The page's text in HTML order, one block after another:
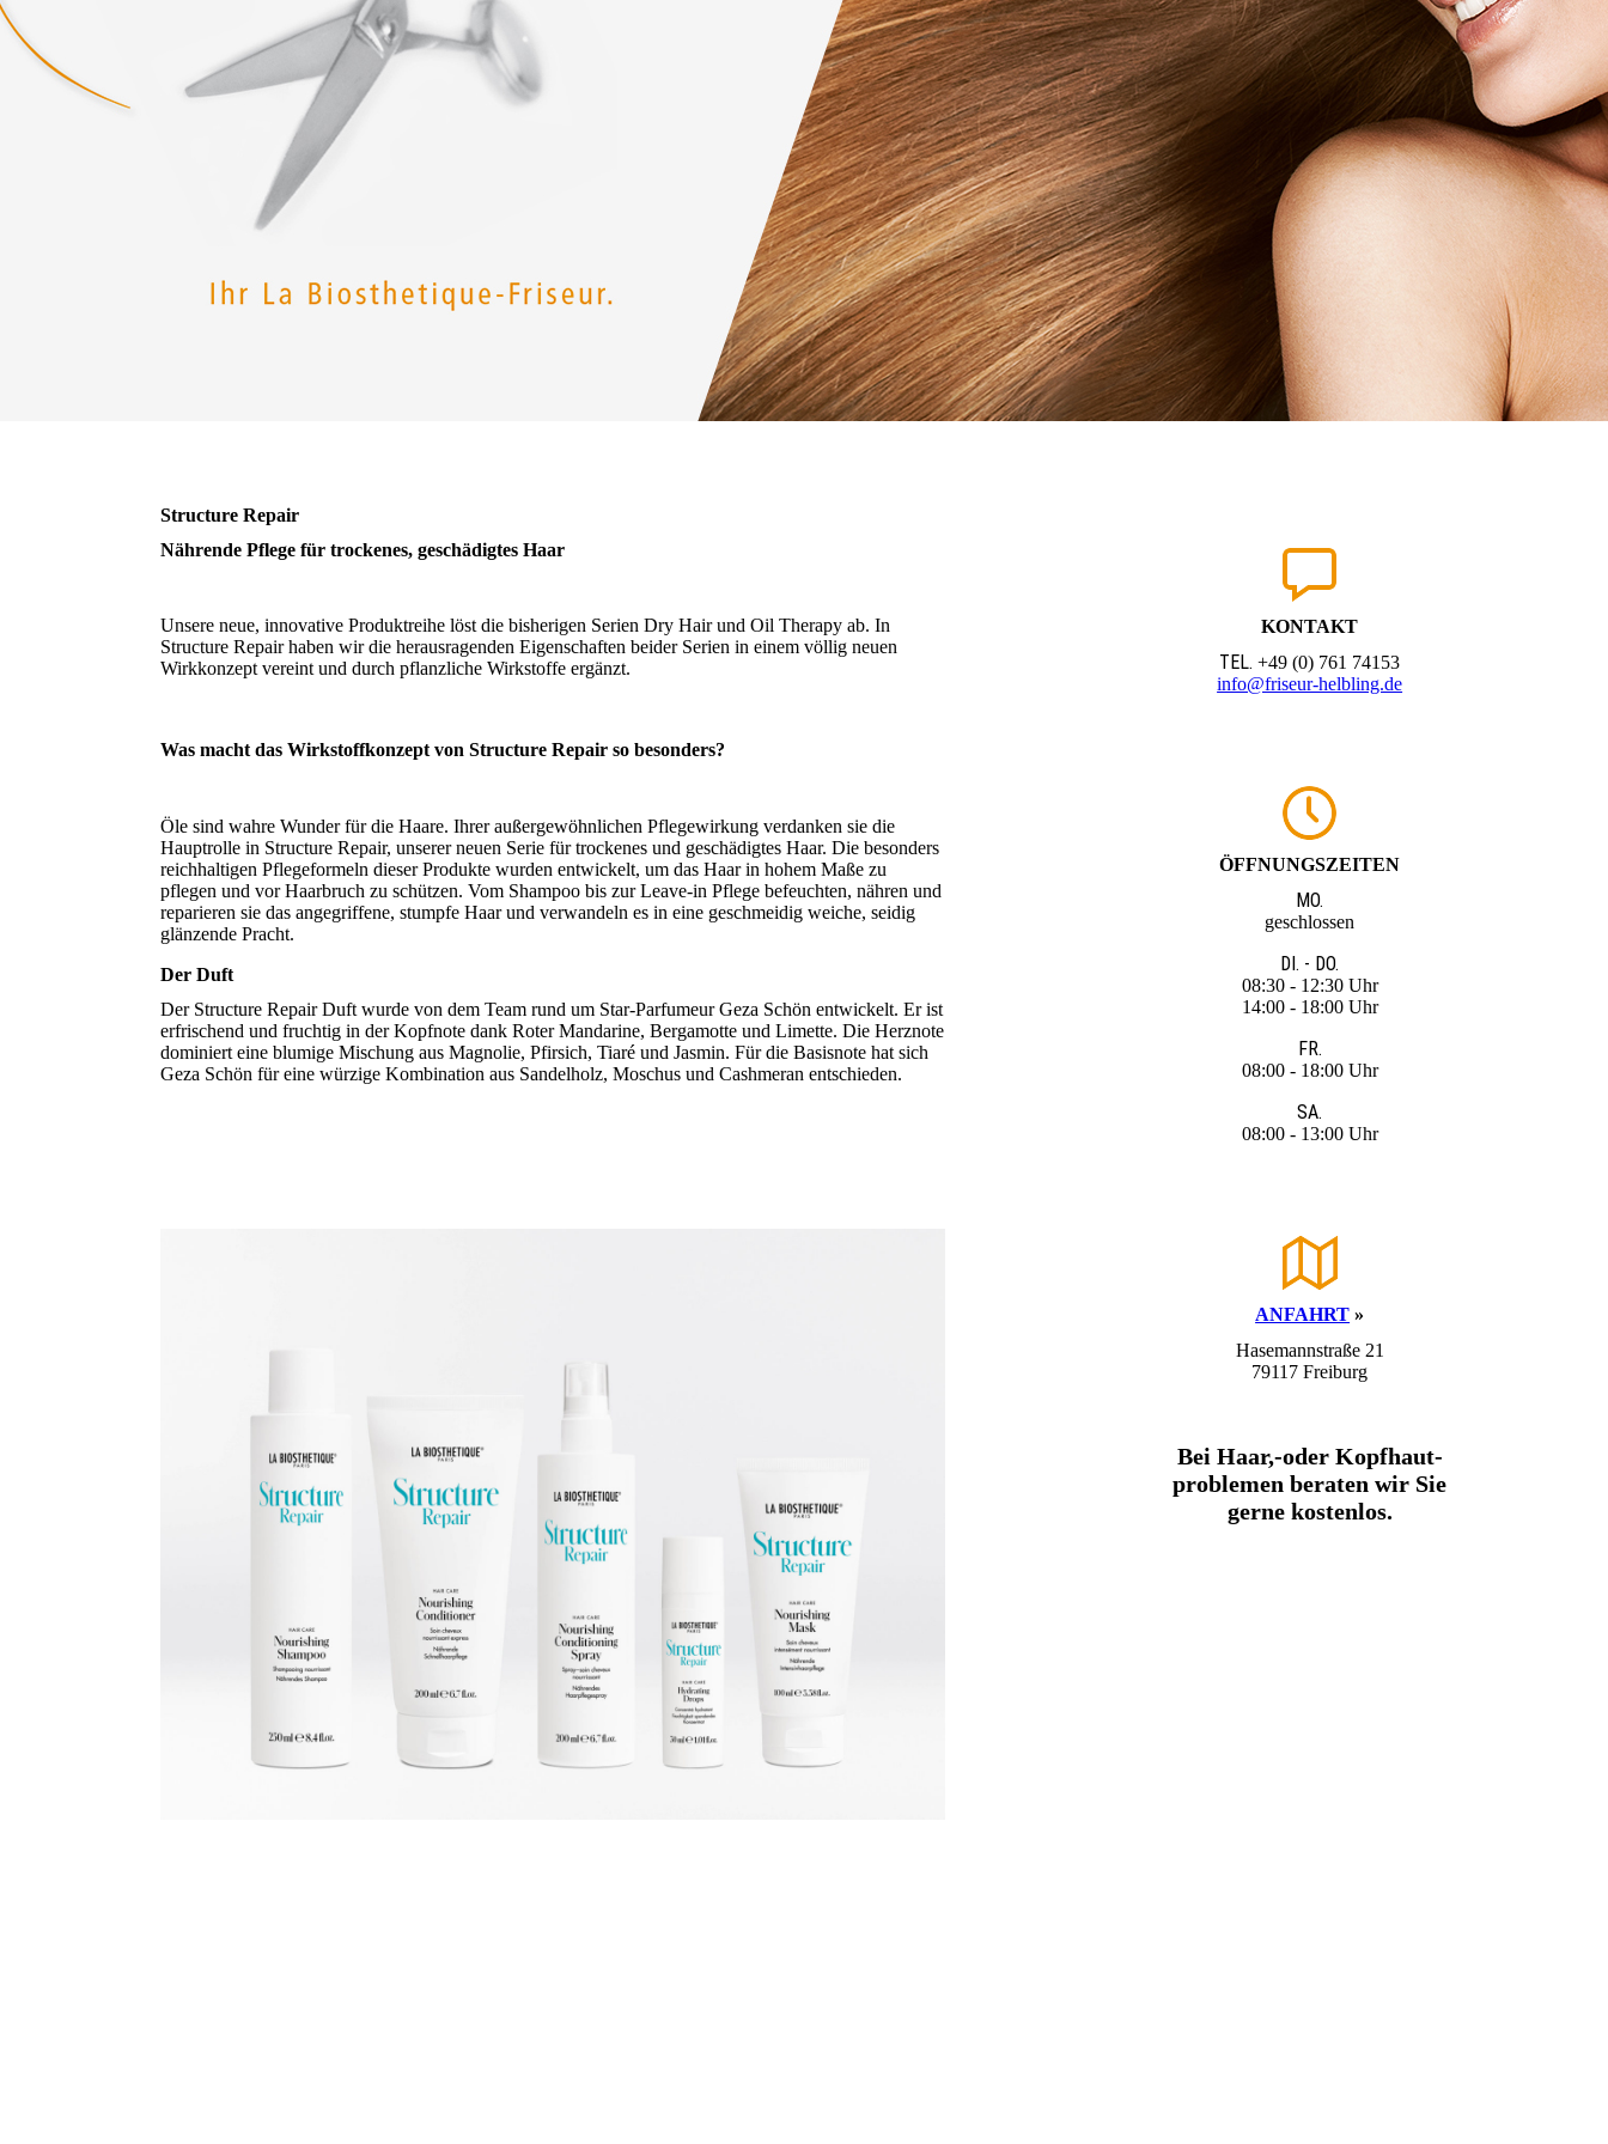
Structure Repair
Nährende Pflege für trockenes, geschädigtes Haar
Unsere neue, innovative Produktreihe löst die bisherigen Serien Dry Hair und Oil Therapy ab. In
Structure Repair haben wir die herausragenden Eigenschaften beider Serien in einem völlig neuen
Wirkkonzept vereint und durch pflanzliche Wirkstoffe ergänzt.
Was macht das Wirkstoffkonzept von Structure Repair so besonders?
Öle sind wahre Wunder für die Haare. Ihrer außergewöhnlichen Pflegewirkung verdanken sie die
Hauptrolle in Structure Repair, unserer neuen Serie für trockenes und geschädigtes Haar. Die besonders
reichhaltigen Pflegeformeln dieser Produkte wurden entwickelt, um das Haar in hohem Maße zu
pflegen und vor Haarbruch zu schützen. Vom Shampoo bis zur Leave-in Pflege befeuchten, nähren und
reparieren sie das angegriffene, stumpfe Haar und verwandeln es in eine geschmeidig weiche, seidig
glänzende Pracht.
Der Duft
Der Structure Repair Duft wurde von dem Team rund um Star-Parfumeur Geza Schön entwickelt. Er ist
erfrischend und fruchtig in der Kopfnote dank Roter Mandarine, Bergamotte und Limette. Die Herznote
dominiert eine blumige Mischung aus Magnolie, Pfirsich, Tiaré und Jasmin. Für die Basisnote hat sich
Geza Schön für eine würzige Kombination aus Sandelholz, Moschus und Cashmeran entschieden.
KONTAKT
TEL. +49 (0) 761 74153
info@friseur-helbling.de
ÖFFNUNGSZEITEN
MO.
geschlossen
DI. - DO.
08:30 - 12:30 Uhr
14:00 - 18:00 Uhr
FR.
08:00 - 18:00 Uhr
SA.
08:00 - 13:00 Uhr
ANFAHRT »
Hasemannstraße 21
79117 Freiburg
Bei Haar,-oder Kopfhaut­
problemen beraten wir Sie
gerne kostenlos.